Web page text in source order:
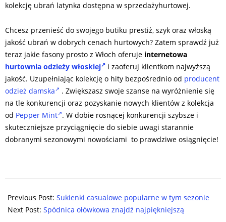
kolekcję ubrań latynka dostępna w sprzedażyhurtowej.
Chcesz przenieść do swojego butiku prestiż, szyk oraz włoską
jakość ubrań w dobrych cenach hurtowych? Zatem sprawdź już
teraz jakie fasony prosto z Włoch oferuje internetowa
hurtownia odzieży włoskiej
i zaoferuj klientkom najwyższą
jakość. Uzupełniając kolekcję o hity bezpośrednio od producent
odzież damska
. Zwiększasz swoje szanse na wyróżnienie się
na tle konkurencji oraz pozyskanie nowych klientów z kolekcja
od Pepper Mint . W dobie rosnącej konkurencji szybsze i
skuteczniejsze przyciągnięcie do siebie uwagi starannie
dobranymi sezonowymi nowościami to prawdziwe osiągnięcie!
04-
22
Previous Post: Sukienki casualowe popularne w tym sezonie
Next Post: Spódnica ołówkowa znajdź najpiękniejszą